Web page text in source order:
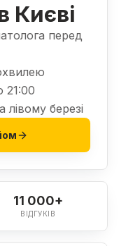
Києві
перед
березі
11 000+
ВІДГУКІВ